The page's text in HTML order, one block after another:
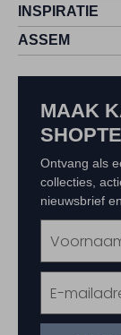
INSPIRATIE
ASSEM
MAAK
Ontvang als
collecties,
nieuwsbrief